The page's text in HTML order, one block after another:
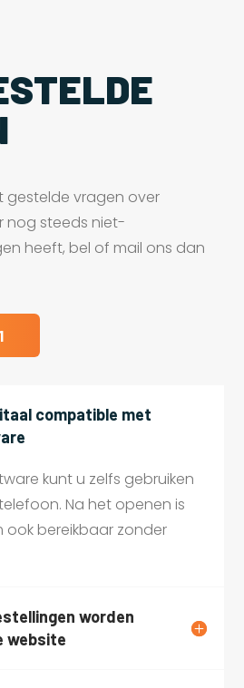
gestelde vragen over
nog steeds niet-
heeft, bel of mail ons dan
compatible met
kunt u zelfs gebruiken
Na het openen is
ook bereikbaar zonder
worden
website